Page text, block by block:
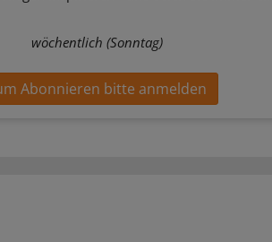
wöchentlich (Sonntag)
Abonnieren bitte anmelden